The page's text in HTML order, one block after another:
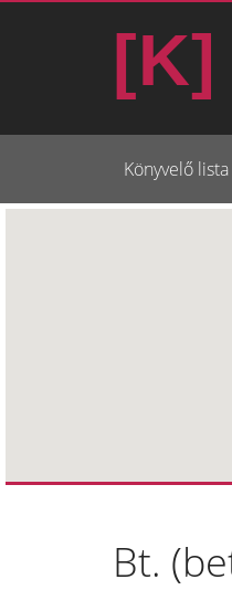
Könyvelő lista
Bt.